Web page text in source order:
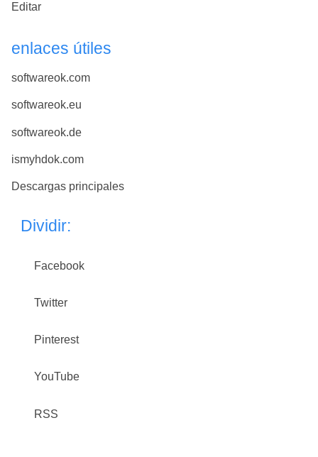
Editar
enlaces útiles
softwareok.com
softwareok.eu
softwareok.de
ismyhdok.com
Descargas principales
Dividir:
Facebook
Twitter
Pinterest
YouTube
RSS